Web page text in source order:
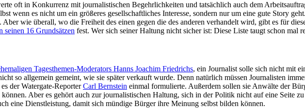
oft in Kon­kur­renz mit jour­na­lis­ti­schen Begehr­lich­kei­ten und tat­säch­lich auch dem
wenn es nicht um ein grö­ße­res gesell­schaft­li­ches Inter­esse, sondern nur um eine gute Story
wie überall, wo die Frei­heit des einen gegen die des anderen ver­han­delt wird, gibt es für
seinen 16 Grund­sät­zen fest. Wer sich seiner Haltung nicht sicher ist: Diese Liste taugt schon mal
Tages­the­men-Mode­ra­tors Hanns Joachim Fried­richs, ein Jour­na­list solle sich nicht mit
so all­ge­mein gemeint, wie sie später ver­kauft wurde. Denn natür­lich müssen Jour­na­lis­ten
der Water­gate-Repor­terCarl Bern­stein einmal for­mu­lierte. Außer­dem sollen sie Anwälte der
Aber es gehört auch zur jour­na­lis­ti­schen Haltung, sich in der Politik nicht auf eine Seite
eine Dienst­leis­tung, damit sich mündige Bürger ihre Meinung selbst bilden können.